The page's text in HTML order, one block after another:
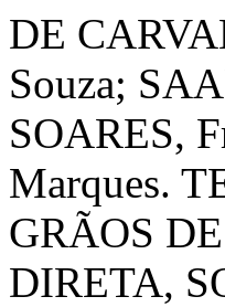
DE
Souza;
SOARES,
Marques.
GRÃOS
DIRETA,